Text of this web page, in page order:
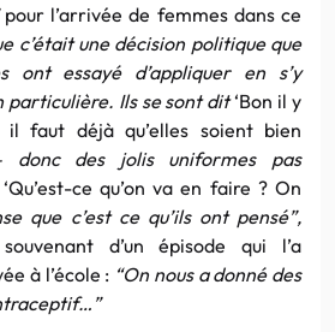
pour l’arrivée de femmes dans ce
c’était une décision politique que
ont essayé d’appliquer en s’y
particulière. Ils se sont dit‘Bon il y
faut déjà qu’elles soient bien
donc des jolis uniformes pas
‘Qu’est-ce qu’on va en faire ? On
que c’est ce qu’ils ont pensé”,
d’un épisode qui l’a
à l’école : “On nous a donné des